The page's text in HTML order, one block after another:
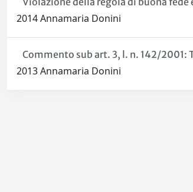
2014 Annamaria Donini
Commento sub art. 3, l. n. 142/
2013 Annamaria Donini